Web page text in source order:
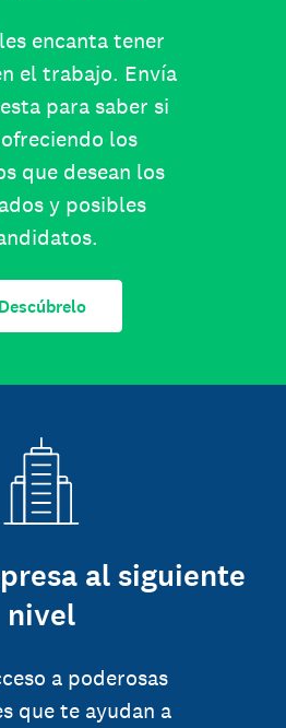
encanta tener
el trabajo. Envía
para saber si
los
que desean los
y posibles
Descúbrelo
al siguiente
nivel
a poderosas
que te ayudan a